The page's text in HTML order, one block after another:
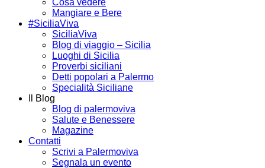
Cosa vedere
Mangiare e Bere
#SiciliaViva
SiciliaViva
Blog di viaggio – Sicilia
Luoghi di Sicilia
Proverbi siciliani
Detti popolari a Palermo
Specialità Siciliane
Il Blog
Blog di palermoviva
Salute e Benessere
Magazine
Contatti
Scrivi a Palermoviva
Segnala un evento